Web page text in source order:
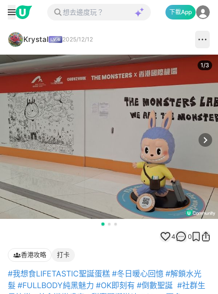
下載App
Krystal 2025/12/12
1/3
4 0
香港攻略 打卡
#我想食LIFETASTIC聖誕蛋糕 #冬日暖心回憶 #解鎖水光
髮 #FULLBODY純黑魅力 #OK即刻有 #倒數聖誕 #社群生